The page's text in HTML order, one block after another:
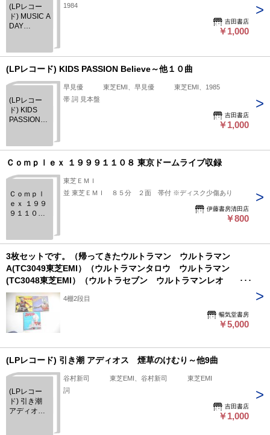
(LPレコー
ド) MUSIC A
DAY
10曲
1984
吉田書店
￥1,000
(LPレコード) KIDS PASSION Believe～他１０曲
(LPレコー
ド) KIDS
PASSION
早見優 東芝EMI、早見優 東芝EMI、1985
帯 詞 見本盤
吉田書店
￥1,000
Ｃｏｍｐｌｅｘ １９９９１１０８ 東京ドームライブ収録
Ｃｏｍｐｌ
ｅｘ １９９
９１１０８
東芝ＥＭＩ
並 東芝ＥＭＩ ８５分 ２面 帯付 ※ディスク少傷あり
伊藤書房清田店
￥800
3枚セットです。（帰ってきたウルトラマン ウルトラマン
A(TC3049東芝EMI）（ウルトラマンタロウ ウルトラマン
(TC3048東芝EMI）（ウルトラセブン ウルトラマンレオ
(TC3047東芝EMI）状態は盤質良好です。
4棚2段目
暢気堂書房
￥5,000
(LPレコード) 引き潮 アディオス 煙草のけむり～他9曲
(LPレコー
ド) 引き潮
アディオ
谷村新司 東芝EMI、谷村新司 東芝EMI
詞
吉田書店
￥1,000